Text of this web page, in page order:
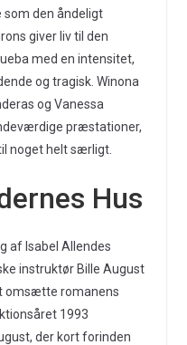
som den åndeligt
giver liv til den
med en intensitet,
og tragisk. Winona
og Vanessa
præstationer,
noget helt særligt.
Hus
af Isabel Allendes
instruktør Bille August
omsætte romanens
1993
der kort forinden